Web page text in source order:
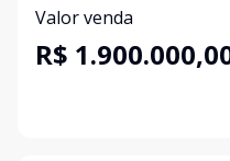
Valor venda
R$